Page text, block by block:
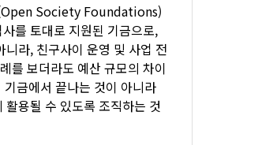
(Open Society Foundations)
를 토대로 지원된 기금으로,
라, 친구사이 운영 및 사업 전
를 보더라도 예산 규모의 차이
금에서 끝나는 것이 아니라
용될 수 있도록 조직하는 것